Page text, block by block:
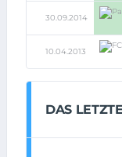
30.09.2014
10.04.2013
DAS